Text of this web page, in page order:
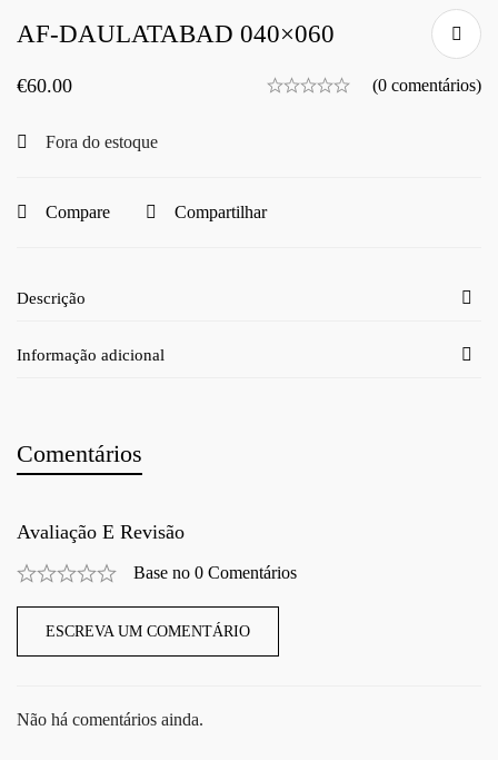
AF-DAULATABAD 040×060
€60.00 (0 comentários)
Fora do estoque
Compare Compartilhar
Descrição
Informação adicional
Comentários
Avaliação E Revisão
Base no 0 Comentários
ESCREVA UM COMENTÁRIO
Não há comentários ainda.